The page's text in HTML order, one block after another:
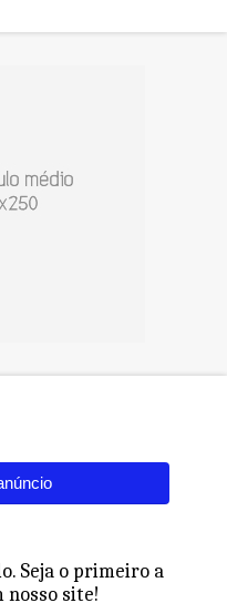
Seja o primeiro a
nosso site!